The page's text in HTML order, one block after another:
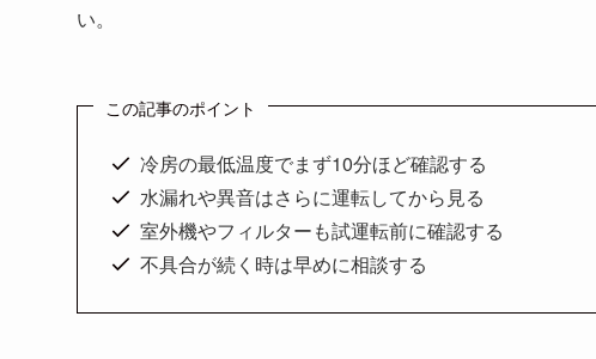
い。
この記事のポイント
冷房の最低温度でまず10分ほど確認する
水漏れや異音はさらに運転してから見る
室外機やフィルターも試運転前に確認する
不具合が続く時は早めに相談する